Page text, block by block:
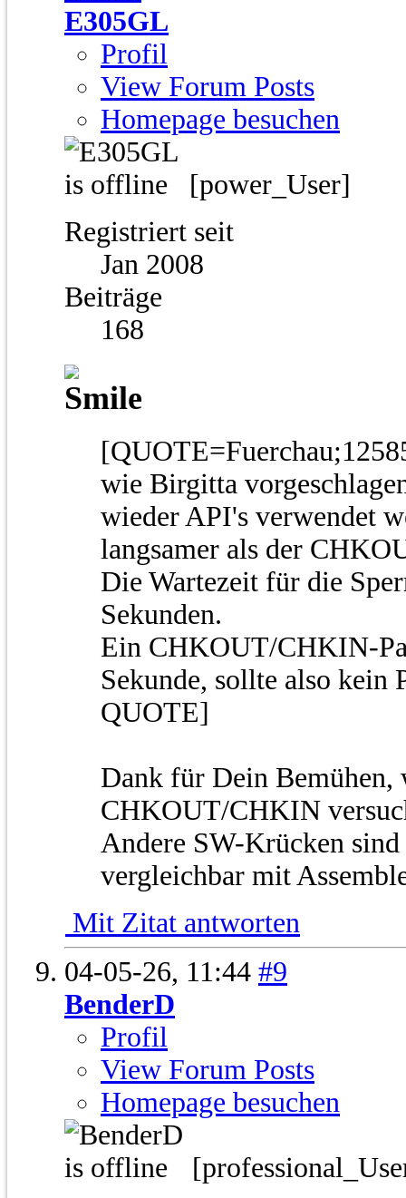
E305GL
Profil
View Forum Posts
Homepage besuchen
[power_User]
Registriert seit
Jan 2008
Beiträge
168
wie Birgitta
wieder API's verwendet
langsamer als der
Die Wartezeit für die
Sekunden.
Ein CHKOUT/CHKIN-
Sekunde, sollte also kein
QUOTE]
Dank für Dein Bemühen,
CHKOUT/CHKIN
Andere SW-Krücken
vergleichbar mit
Mit Zitat antworten
04-05-26, 11:44 #9
BenderD
Profil
View Forum Posts
Homepage besuchen